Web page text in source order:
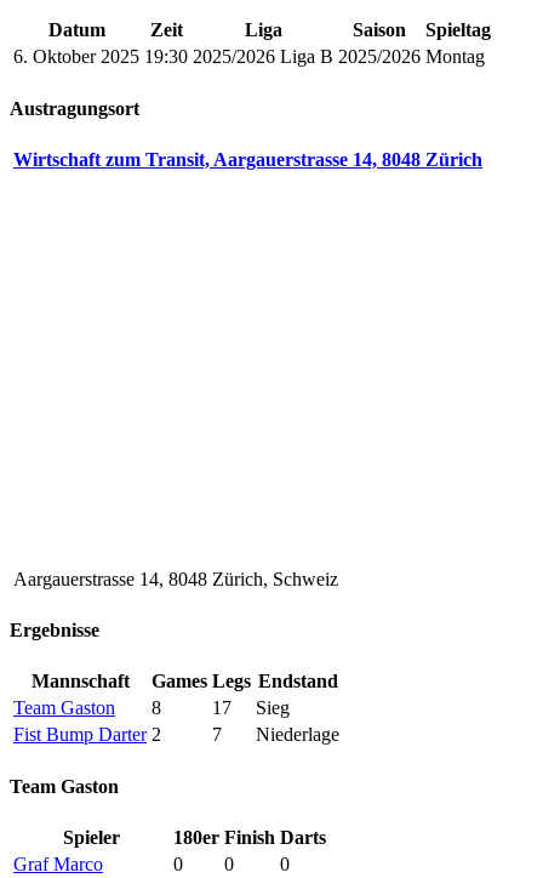
Datum Zeit Liga Saison
Spieltag
6. Oktober 2025 19:30 2025/2026 Liga B 2025/2026 Montag
Austragungsort
Wirtschaft zum Transit, Aargauerstrasse 14, 8048 Zürich
Aargauerstrasse 14, 8048 Zürich, Schweiz
Ergebnisse
Mannschaft Games Legs Endstand
Team Gaston
8 17
Sieg
Fist Bump Darter 2 7 Niederlage
Team Gaston
Spieler 180er Finish Darts
Graf Marco
0 0
0